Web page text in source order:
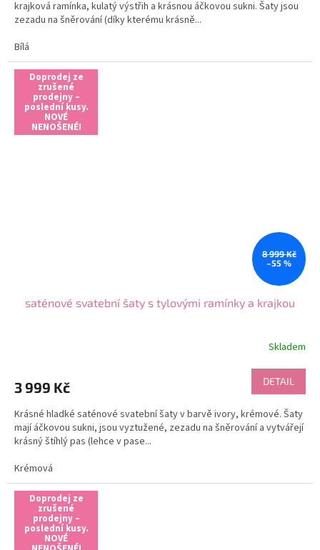
krajková ramínka, kulatý výstřih a krásnou áčkovou sukni. Šaty jsou
zezadu na šněrování (díky kterému krásně...
Bílá
Doprodej ze
zrušené
prodejny –
poslední kusy.
NOVÉ
NENOŠENÉ!
8 999 Kč
–55 %
saténové svatební šaty s tylovými ramínky a krajkou
Skladem
3 999 Kč DETAIL
Krásné hladké saténové svatební šaty v barvě ivory, krémové. Šaty
mají áčkovou sukni, jsou vyztužené, zezadu na šněrování a vytvářejí
krásný štíhlý pas (lehce v pase...
Krémová
Doprodej ze
zrušené
prodejny –
poslední kusy.
NOVÉ